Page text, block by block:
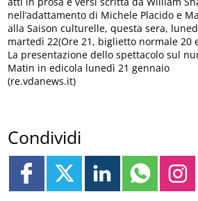
nell’adattamento di Michele Placido e
alla Saison culturelle, questa sera,
martedì 22(Ore 21, biglietto normale 20
La presentazione dello spettacolo sul
Matin in edicola lunedì 21 gennaio
(re.vdanews.it)
Condividi